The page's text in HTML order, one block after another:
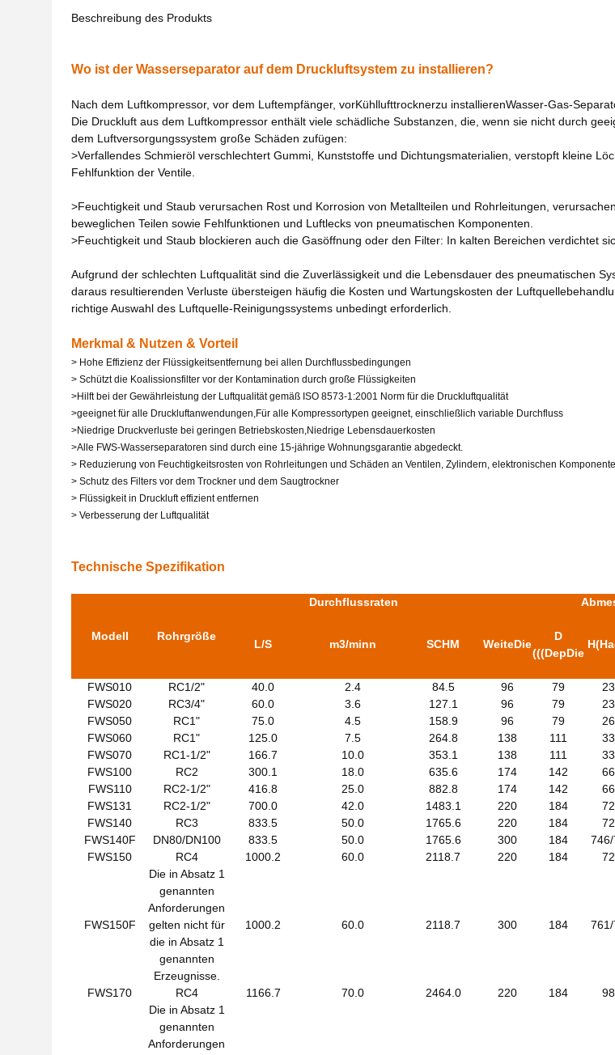
Beschreibung des Produkts
Wo ist der Wasserseparator auf dem Druckluftsystem zu installieren?
Nach dem Luftkompressor, vor dem Luftempfänger, vorKühllufttrocknerzu installierenWasser-Gas-
Die Druckluft aus dem Luftkompressor enthält viele schädliche Substanzen, die, wenn sie nicht durch
dem Luftversorgungssystem große Schäden zufügen:
>Verfallendes Schmieröl verschlechtert Gummi, Kunststoffe und Dichtungsmaterialien, verstopft kleine
Fehlfunktion der Ventile.
>Feuchtigkeit und Staub verursachen Rost und Korrosion von Metallteilen und Rohrleitungen,
beweglichen Teilen sowie Fehlfunktionen und Luftlecks von pneumatischen Komponenten.
>Feuchtigkeit und Staub blockieren auch die Gasöffnung oder den Filter: In kalten Bereichen verdichtet
Aufgrund der schlechten Luftqualität sind die Zuverlässigkeit und die Lebensdauer des pneumatischen
daraus resultierenden Verluste übersteigen häufig die Kosten und Wartungskosten der
richtige Auswahl des Luftquelle-Reinigungssystems unbedingt erforderlich.
Merkmal & Nutzen & Vorteil
> Hohe Effizienz der Flüssigkeitsentfernung bei allen Durchflussbedingungen
> Schützt die Koalissionsfilter vor der Kontamination durch große Flüssigkeiten
>Hilft bei der Gewährleistung der Luftqualität gemäß ISO 8573-1:2001 Norm für die Druckluftqualität
>geeignet für alle Druckluftanwendungen,Für alle Kompressortypen geeignet, einschließlich variable Durchfluss
>Niedrige Druckverluste bei geringen Betriebskosten,Niedrige Lebensdauerkosten
>Alle FWS-Wasserseparatoren sind durch eine 15-jährige Wohnungsgarantie abgedeckt.
> Reduzierung von Feuchtigkeitsrosten von Rohrleitungen und Schäden an Ventilen, Zylindern, elektronischen
> Schutz des Filters vor dem Trockner und dem Saugtrockner
> Flüssigkeit in Druckluft effizient entfernen
> Verbesserung der Luftqualität
Technische Spezifikation
Modell Rohrgröße
Durchflussraten
L/S m3/minn SCHM WeiteDie
D
(((DepDie
H(H
FWS010
RC1/2" 40.0 2.4 84.5 96 79
FWS020
RC3/4" 60.0 3.6 127.1 96 79
FWS050
RC1" 75.0 4.5 158.9 96 79
FWS060
RC1" 125.0 7.5 264.8 138 111
FWS070
RC1-1/2" 166.7 10.0 353.1 138 111
FWS100
RC2 300.1 18.0 635.6 174 142
FWS110
RC2-1/2" 416.8 25.0 882.8 174 142
FWS131
RC2-1/2" 700.0 42.0 1483.1 220 184
FWS140
RC3 833.5 50.0 1765.6 220 184
FWS140F
DN80/DN100 833.5 50.0 1765.6 300 184 746/
FWS150
RC4 1000.2 60.0 2118.7 220 184
FWS150F
Die in Absatz 1
genannten
Anforderungen
gelten nicht für
die in Absatz 1
genannten
Erzeugnisse.
1000.2 60.0 2118.7 300 184
FWS170 RC4 1166.7 70.0 2464.0 220 184
Die in Absatz 1
genannten
Anforderungen